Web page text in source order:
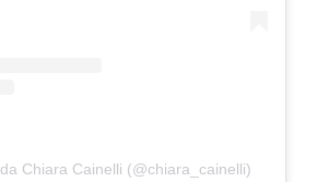
Chiara Cainelli (@chiara_cainelli)